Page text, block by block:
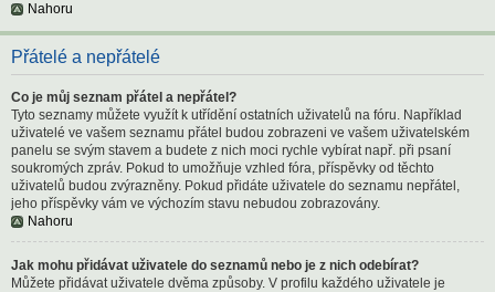
Nahoru
Přátelé a nepřátelé
Co je můj seznam přátel a nepřátel?
Tyto seznamy můžete využít k utřídění ostatních uživatelů na fóru. Například
uživatelé ve vašem seznamu přátel budou zobrazeni ve vašem uživatelském
panelu se svým stavem a budete z nich moci rychle vybírat např. při psaní
soukromých zpráv. Pokud to umožňuje vzhled fóra, příspěvky od těchto
uživatelů budou zvýrazněny. Pokud přidáte uživatele do seznamu nepřátel,
jeho příspěvky vám ve výchozím stavu nebudou zobrazovány.
Nahoru
Jak mohu přidávat uživatele do seznamů nebo je z nich odebírat?
Můžete přidávat uživatele dvěma způsoby. V profilu každého uživatele je